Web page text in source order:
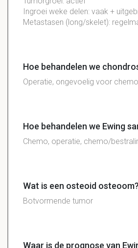
Ingroei weke delen: vaak +
Metastasen (long/skelet):
Hoe behandelen we
Operatie, ongevoelig voor chemo
Hoe behandelen we Ewing
Chemo, operatie, chemo/
Wat is een osteoid osteoom?
Botvormende tumor
Waar is de prognose van